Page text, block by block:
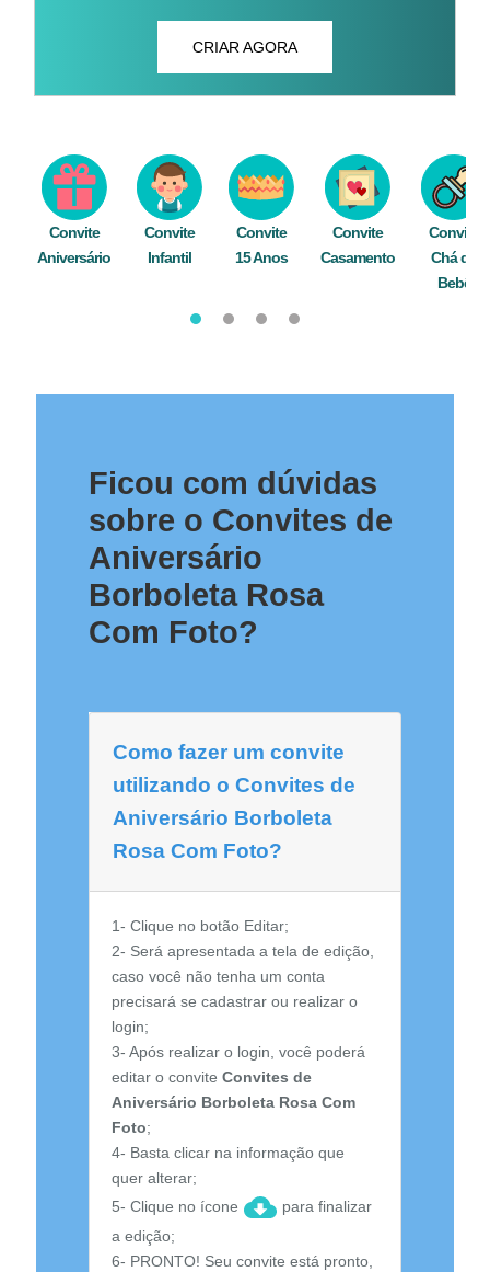
CRIAR AGORA
Convite
Aniversário
Convite
Infantil
Convite
15 Anos
Convite
Casamento
Convite
Chá de
Bebê
Ficou com dúvidas
sobre o Convites de
Aniversário
Borboleta Rosa
Com Foto?
Como fazer um convite
utilizando o Convites de
Aniversário Borboleta
Rosa Com Foto?
1- Clique no botão Editar;
2- Será apresentada a tela de edição,
caso você não tenha um conta
precisará se cadastrar ou realizar o
login;
3- Após realizar o login, você poderá
editar o convite Convites de
Aniversário Borboleta Rosa Com
Foto;
4- Basta clicar na informação que
quer alterar;
5- Clique no ícone
para finalizar
a edição;
6- PRONTO! Seu convite está pronto,